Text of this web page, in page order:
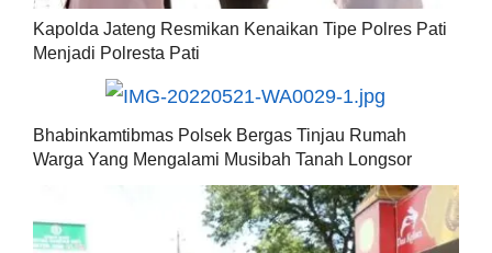
Kapolda Jateng Resmikan Kenaikan Tipe Polres Pati
Menjadi Polresta Pati
Bhabinkamtibmas Polsek Bergas Tinjau Rumah
Warga Yang Mengalami Musibah Tanah Longsor